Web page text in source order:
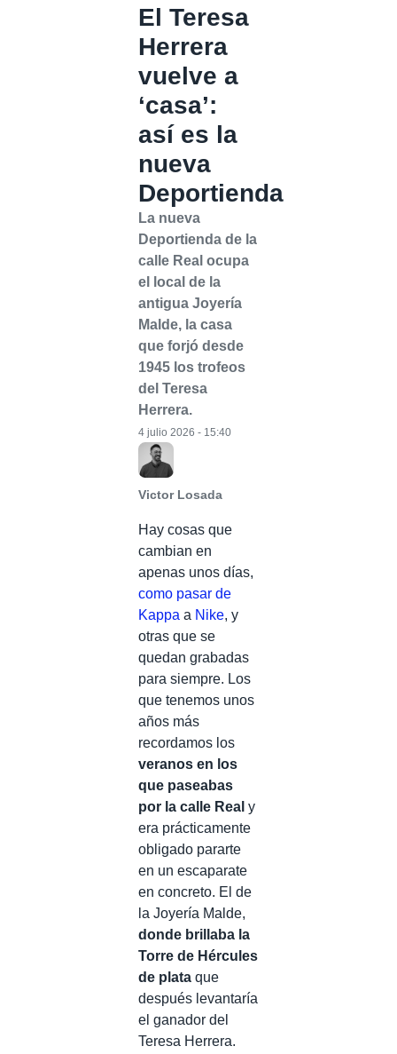
El Teresa
Herrera
vuelve a
‘casa’:
así es la
nueva
Deportienda
La nueva
Deportienda de la
calle Real ocupa
el local de la
antigua Joyería
Malde, la casa
que forjó desde
1945 los trofeos
del Teresa
Herrera.
Victor Losada
4 julio 2026 - 15:40
Hay cosas que
cambian en
apenas unos días,
como pasar de
Kappa a Nike, y
otras que se
quedan grabadas
para siempre. Los
que tenemos unos
años más
recordamos los
veranos en los
que paseabas
por la calle Real y
era prácticamente
obligado pararte
en un escaparate
en concreto. El de
la Joyería Malde,
donde brillaba la
Torre de Hércules
de plata que
después levantaría
el ganador del
Teresa Herrera.